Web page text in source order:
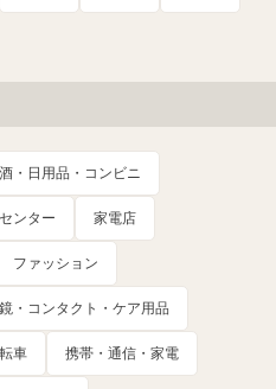
・日用品・コンビニ
ンター 家電店
ファッション
・コンタクト・ケア用品
車 携帯・通信・家電